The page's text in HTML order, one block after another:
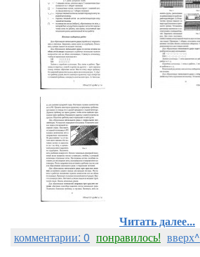
Читать далее...
комментарии: 0 понравилось! вверх^